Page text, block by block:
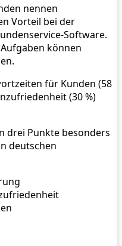
nennen
Vorteil bei der
Software.
können
für Kunden (58
(30 %)
drei Punkte besonders
deutschen